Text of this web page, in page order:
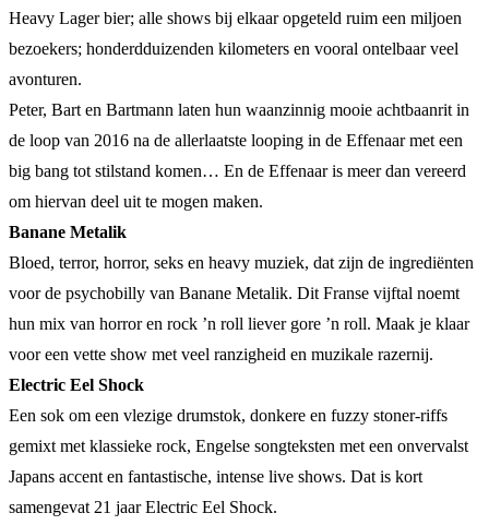
Heavy Lager bier; alle shows bij elkaar opgeteld ruim een miljoen
bezoekers; honderdduizenden kilometers en vooral ontelbaar veel
avonturen.
Peter, Bart en Bartmann laten hun waanzinnig mooie achtbaanrit in
de loop van 2016 na de allerlaatste looping in de Effenaar met een
big bang tot stilstand komen… En de Effenaar is meer dan vereerd
om hiervan deel uit te mogen maken.
Banane Metalik
Bloed, terror, horror, seks en heavy muziek, dat zijn de ingrediënten
voor de psychobilly van Banane Metalik. Dit Franse vijftal noemt
hun mix van horror en rock ’n roll liever gore ’n roll. Maak je klaar
voor een vette show met veel ranzigheid en muzikale razernij.
Electric Eel Shock
Een sok om een vlezige drumstok, donkere en fuzzy stoner-riffs
gemixt met klassieke rock, Engelse songteksten met een onvervalst
Japans accent en fantastische, intense live shows. Dat is kort
samengevat 21 jaar Electric Eel Shock.